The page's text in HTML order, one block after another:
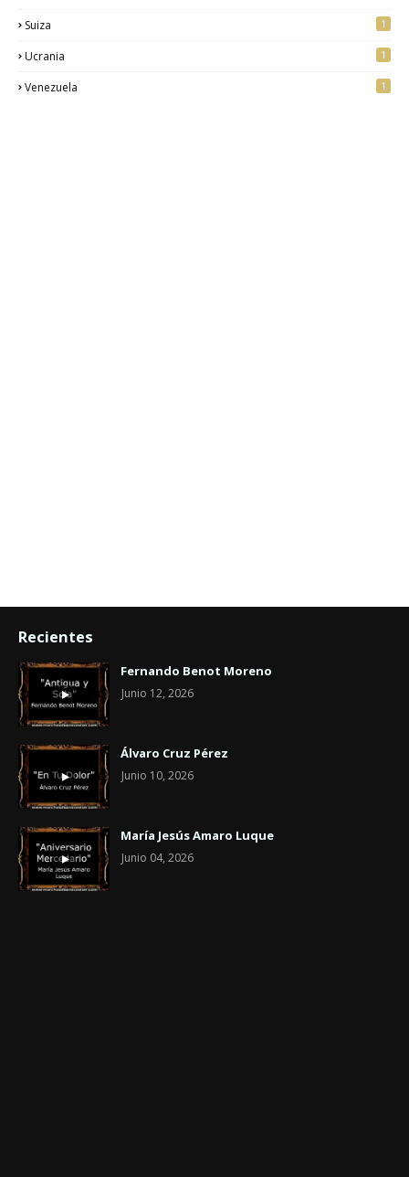
Suiza
1
Ucrania 1
Venezuela 1
Recientes
Fernando Benot Moreno
Junio 12, 2026
Álvaro Cruz Pérez
Junio 10, 2026
María Jesús Amaro Luque
Junio 04, 2026